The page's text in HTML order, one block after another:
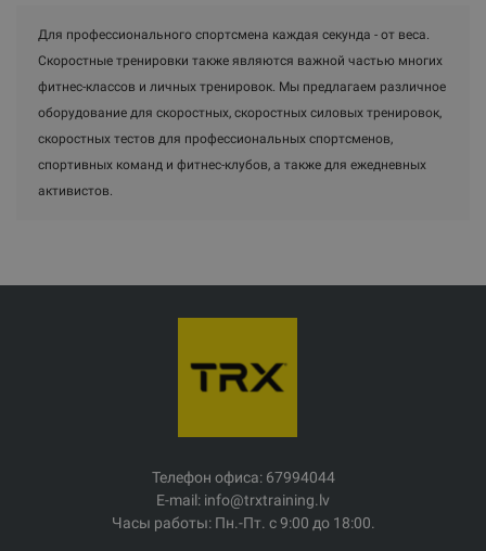
Для профессионального спортсмена каждая секунда - от веса.
Скоростные тренировки также являются важной частью многих
фитнес-классов и личных тренировок. Мы предлагаем различное
оборудование для скоростных, скоростных силовых тренировок,
скоростных тестов для профессиональных спортсменов,
спортивных команд и фитнес-клубов, а также для ежедневных
активистов.
Телефон офиса: 67994044
E-mail: info@trxtraining.lv
Часы работы: Пн.-Пт. с 9:00 до 18:00.